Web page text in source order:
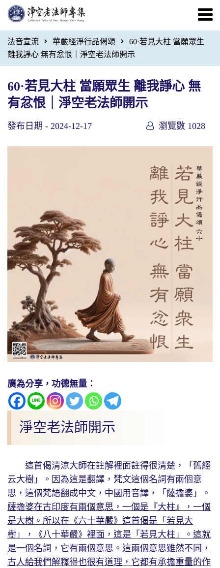
法音宣流 華嚴經淨行品偈頌
60·若見大柱 當願眾生
離我諍心 無有忿恨｜淨空老法師開示
60·若見大柱 當願眾生 離我諍心 無
有忿恨｜淨空老法師開示
發布日期 - 2024-12-17 瀏覽數 1028
廣為分享，功德無量：
淨空老法師開示
這首偈清涼大師在註解裡面註得很清楚，「舊經
云大樹」。因為這是翻譯，梵文這個名詞有兩個意
思，這個梵語翻成中文，中國用音譯，「薩擔婆」。
薩擔婆在古印度有兩個意思，一個是『大柱』，一個
是大樹。所以在《六十華嚴》這首偈是「若見大
樹」，《八十華嚴》裡面，這是「若見大柱」。這就
是一個名詞，它有兩個意思。這兩個意思雖然不同，
古人給我們解釋得也很有道理，它都有承擔重量的作